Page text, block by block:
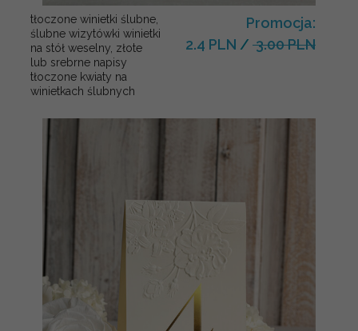
tłoczone winietki ślubne,
ślubne wizytówki winietki
na stół weselny, złote
lub srebrne napisy
tłoczone kwiaty na
winietkach ślubnych
Promocja:
2.4 PLN / 3.00 PLN